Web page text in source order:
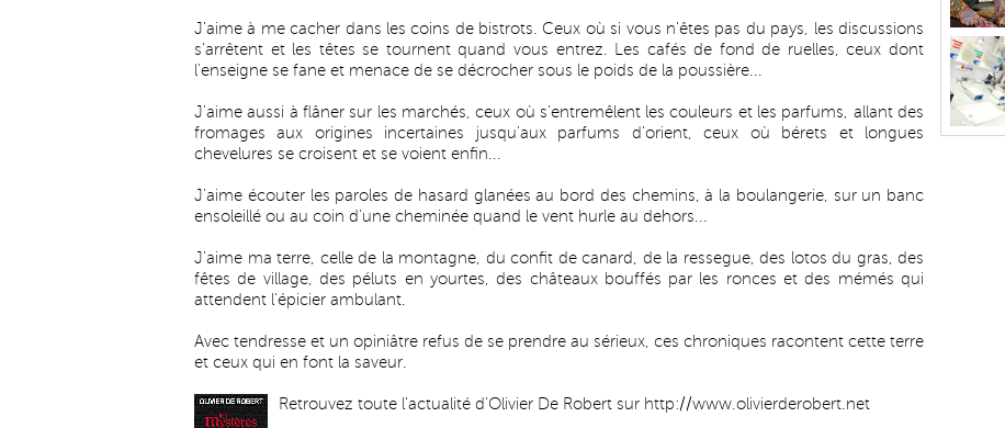
J'aime à me cacher dans les coins de bistrots. Ceux où si vous n'êtes pas du pays, les discussions
s'arrêtent et les têtes se tournent quand vous entrez. Les cafés de fond de ruelles, ceux dont
l'enseigne se fane et menace de se décrocher sous le poids de la poussière...
J'aime aussi à flâner sur les marchés, ceux où s'entremêlent les couleurs et les parfums, allant des
fromages aux origines incertaines jusqu'aux parfums d'orient, ceux où bérets et longues
chevelures se croisent et se voient enfin...
J'aime écouter les paroles de hasard glanées au bord des chemins, à la boulangerie, sur un banc
ensoleillé ou au coin d'une cheminée quand le vent hurle au dehors...
J'aime ma terre, celle de la montagne, du confit de canard, de la ressegue, des lotos du gras, des
fêtes de village, des péluts en yourtes, des châteaux bouffés par les ronces et des mémés qui
attendent l'épicier ambulant.
Avec tendresse et un opiniâtre refus de se prendre au sérieux, ces chroniques racontent cette terre
et ceux qui en font la saveur.
Retrouvez toute l'actualité d'Olivier De Robert sur http://www.olivierderobert.net